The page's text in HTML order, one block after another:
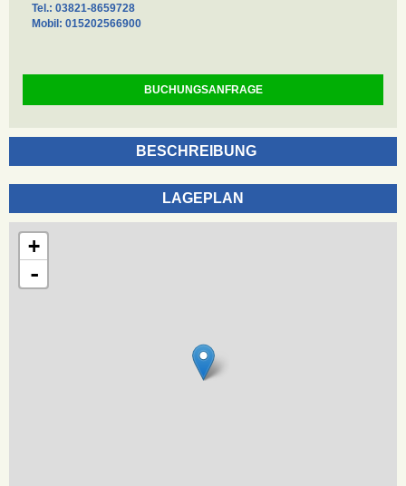
Tel.: 03821-8659728
Mobil: 015202566900
BUCHUNGSANFRAGE
BESCHREIBUNG
LAGEPLAN
+
-